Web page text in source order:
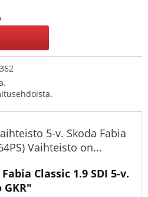
5-v. Skoda Fabia
Vaihteisto on...
Classic 1.9 SDI 5-v.